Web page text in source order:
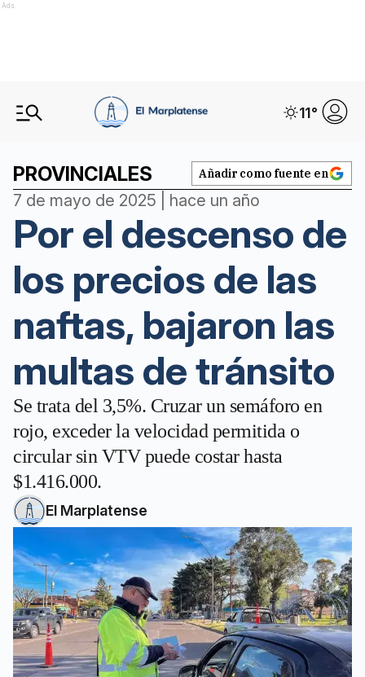
Ads
11°
PROVINCIALES Añadir como fuente en
7 de mayo de 2025 | hace un año
Por el descenso de
los precios de las
naftas, bajaron las
multas de tránsito
Se trata del 3,5%. Cruzar un semáforo en
rojo, exceder la velocidad permitida o
circular sin VTV puede costar hasta
$1.416.000.
El Marplatense